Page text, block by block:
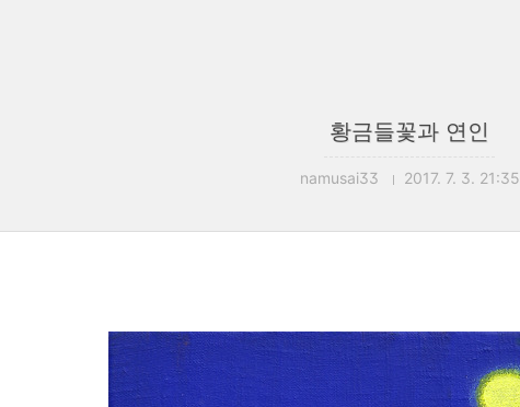
황금들꽃과 연인
namusai33 2017. 7. 3. 21:35